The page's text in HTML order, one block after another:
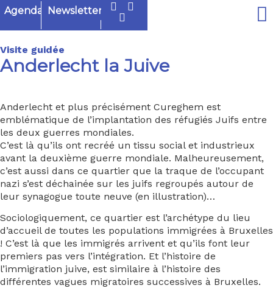
Agenda Newsletter
Visite guidée
Anderlecht la Juive
Anderlecht et plus précisément Cureghem est
emblématique de l’implantation des réfugiés Juifs entre
les deux guerres mondiales.
C’est là qu’ils ont recréé un tissu social et industrieux
avant la deuxième guerre mondiale. Malheureusement,
c’est aussi dans ce quartier que la traque de l’occupant
nazi s’est déchainée sur les juifs regroupés autour de
leur synagogue toute neuve (en illustration)…
Sociologiquement, ce quartier est l’archétype du lieu
d’accueil de toutes les populations immigrées à Bruxelles
! C’est là que les immigrés arrivent et qu’ils font leur
premiers pas vers l’intégration. Et l’histoire de
l’immigration juive, est similaire à l’histoire des
différentes vagues migratoires successives à Bruxelles.